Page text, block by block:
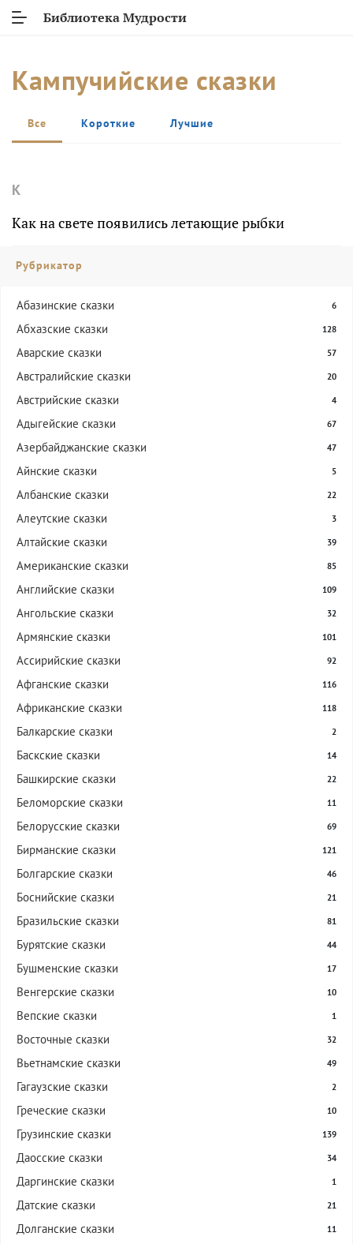
Библиотека Мудрости
Кампучийские сказки
Все Короткие Лучшие
К
Как на свете появились летающие рыбки
Рубрикатор
Абазинские сказки 6
Абхазские сказки 128
Аварские сказки 57
Австралийские сказки 20
Австрийские сказки 4
Адыгейские сказки 67
Азербайджанские сказки 47
Айнские сказки 5
Албанские сказки 22
Алеутские сказки 3
Алтайские сказки 39
Американские сказки 85
Английские сказки 109
Ангольские сказки 32
Армянские сказки 101
Ассирийские сказки 92
Афганские сказки 116
Африканские сказки 118
Балкарские сказки 2
Баскские сказки 14
Башкирские сказки 22
Беломорские сказки 11
Белорусские сказки 69
Бирманские сказки 121
Болгарские сказки 46
Боснийские сказки 21
Бразильские сказки 81
Бурятские сказки 44
Бушменские сказки 17
Венгерские сказки 10
Вепские сказки 1
Восточные сказки 32
Вьетнамские сказки 49
Гагаузские сказки 2
Греческие сказки 10
Грузинские сказки 139
Даосские сказки 34
Даргинские сказки 1
Датские сказки 21
Долганские сказки 11